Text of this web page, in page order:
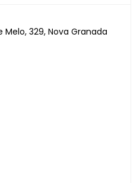
329, Nova Granada